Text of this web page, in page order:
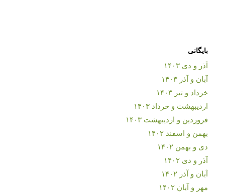
بایگانی
آذر و دی ۱۴۰۳
آبان و آذر ۱۴۰۳
خرداد و تیر ۱۴۰۳
اردیبهشت و خرداد ۱۴۰۳
فروردین و اردیبهشت ۱۴۰۳
بهمن و اسفند ۱۴۰۲
دی و بهمن ۱۴۰۲
آذر و دی ۱۴۰۲
آبان و آذر ۱۴۰۲
مهر و آبان ۱۴۰۲